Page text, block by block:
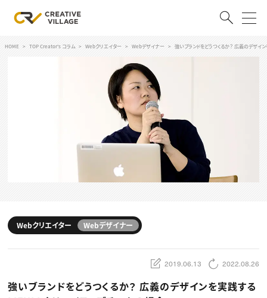
クリエイター求人を探す
CREATIVE JOB求人検索
スキルアップしたい！
デザイン
編集・ライティング
マーケティング
TOP Creator’s コラム
Webクリエイター
アプリクリエイター
セミナー
HOME TOP Creator's コラム Webクリエイター Webデザイナー 強いブランドをどうつくるか？ 広義のデザイ
Webクリエイター Webデザイナー
2019.06.13 2022.08.26
強いブランドをどうつくるか？ 広義のデザインを実践する